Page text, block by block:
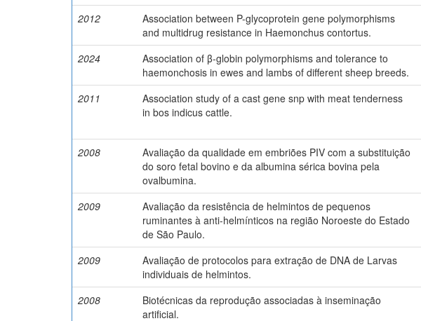
2012
Association between P-glycoprotein gene polymorphisms
and multidrug resistance in Haemonchus contortus.
2024
Association of β-globin polymorphisms and tolerance to
haemonchosis in ewes and lambs of different sheep breeds.
2011
Association study of a cast gene snp with meat tenderness
in bos indicus cattle.
2008
Avaliação da qualidade em embriões PIV com a substituição
do soro fetal bovino e da albumina sérica bovina pela
ovalbumina.
2009
Avaliação da resistência de helmintos de pequenos
ruminantes à anti-helmínticos na região Noroeste do Estado
de São Paulo.
2009
Avaliação de protocolos para extração de DNA de Larvas
individuais de helmintos.
2008
Biotécnicas da reprodução associadas à inseminação
artificial.